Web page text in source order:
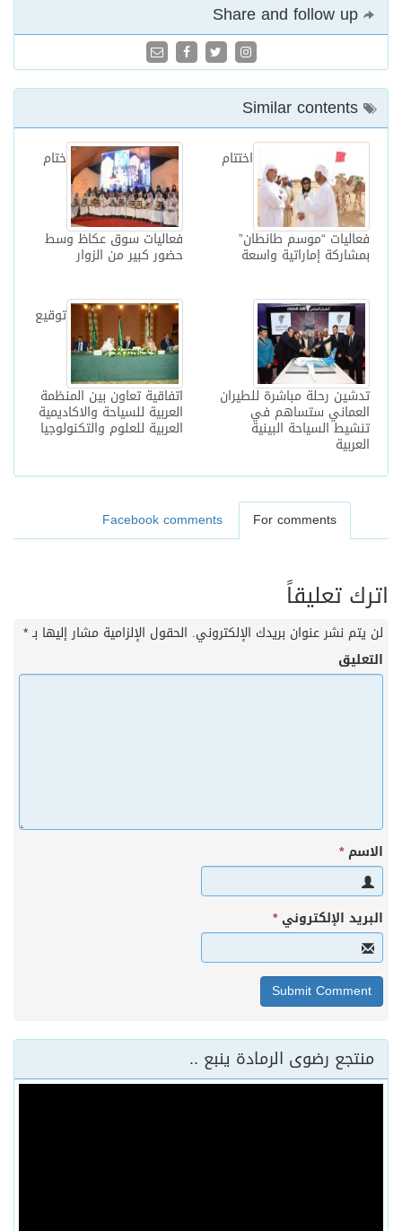
ختام
فعاليات سوق عكاظ وسط
حضور كبير من الزوار
اختتام
فعاليات “موسم طانطان”
بمشاركة إماراتية واسعة
توقيع
اتفاقية تعاون بين المنظمة
العربية للسياحة والاكاديمية
العربية للعلوم والتكنولوجيا
تدشين رحلة مباشرة للطيران
العماني ستساهم في
تنشيط السياحة البينية
العربية
For comments
Facebook comments
اترك تعليقاً
لن يتم نشر عنوان بريدك الإلكتروني. الحقول الإلزامية مشار إليها بـ*
التعليق
الاسم*
البريد الإلكتروني*
منتجع رضوى الرمادة ينبع ..